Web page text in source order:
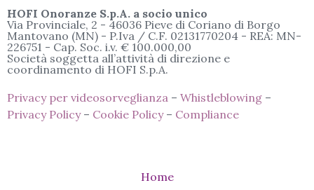
HOFI Onoranze S.p.A. a socio unico
Via Provinciale, 2 - 46036 Pieve di Coriano di Borgo
Mantovano (MN) - P.Iva / C.F. 02131770204 - REA: MN-
226751 - Cap. Soc. i.v. € 100.000,00
Società soggetta all’attività di direzione e
coordinamento di HOFI S.p.A.
Privacy per videosorveglianza – Whistleblowing –
Privacy Policy– Cookie Policy– Compliance
Home